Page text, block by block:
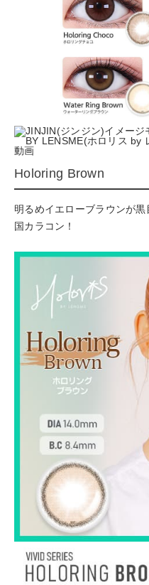
Holoring Brown
明るめイエローブラウンが
国カラコン！